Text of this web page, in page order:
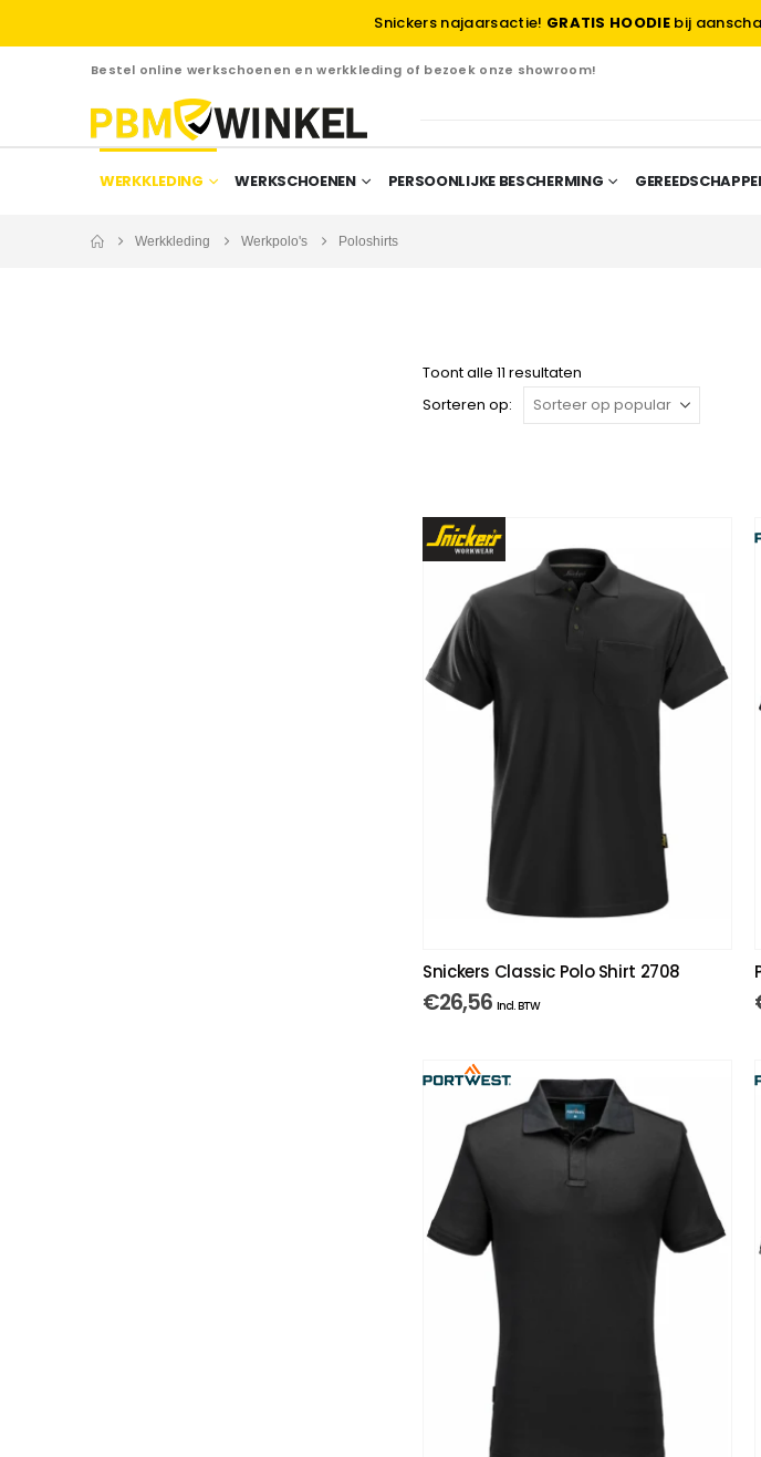
Snickers najaarsactie! GRATIS HOODIE bij
Bestel online werkschoenen en werkkleding of bezoek onze showroom!
WERKKLEDING WERKSCHOENEN PERSOONLIJKE BESCHERMING
Werkkleding Werkpolo's Poloshirts
Toont alle 11 resultaten
Sorteren op:
Snickers Classic Polo Shirt 2708
€26,56 Incl. BTW